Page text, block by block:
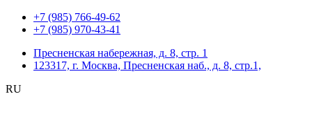
+7 (985) 766-49-62
+7 (985) 970-43-41
Пресненская набережная, д. 8, стр. 1
123317, г. Москва, Пресненская наб., д. 8, стр.1,
RU